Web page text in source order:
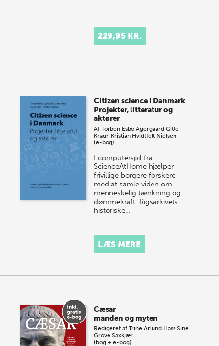
229,95 KR.
Citizen science i Danmark
Projekter, litteratur og
aktører
AfTorben Esbo Agergaard Gitte
Kragh Kristian Hvidtfelt Nielsen
(e-bog)
I computerspil fra
ScienceAtHome hjælper
frivillige borgere forskere
med at samle viden om
menneskelig tænkning og
dømmekraft. Rigsarkivets
historiske…
LÆS MERE
Cæsar
manden og myten
Redigeret afTrine Arlund Hass Sine
Grove Saxkjær
(bog + e-bog)